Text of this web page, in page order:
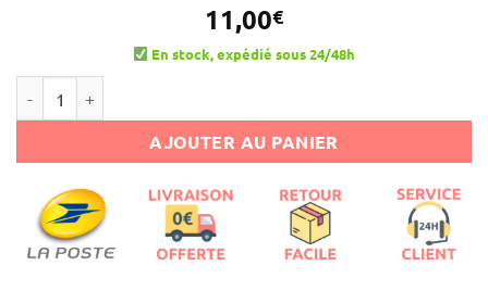
11,00€
En stock, expédié sous 24/48h
AJOUTER AU PANIER